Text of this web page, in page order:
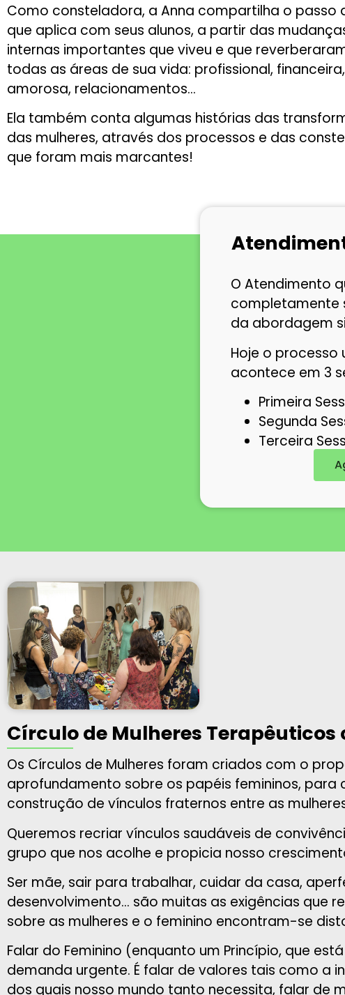
Como consteladora, a Anna compartilha o passo
que aplica com seus alunos, a partir das
internas importantes que viveu e que
todas as áreas de sua vida: profissional, financeira,
amorosa, relacionamentos…
Ela também conta algumas histórias das
das mulheres, através dos processos e das
que foram mais marcantes!
O Atendimento
completamente
da abordagem
Hoje o processo
acontece em 3
Primeira
Segunda
Terceira
Círculo de Mulheres
Os Círculos de Mulheres foram criados com o
aprofundamento sobre os papéis femininos,
construção de vínculos fraternos entre as
Queremos recriar vínculos saudáveis de
grupo que nos acolhe e propicia nosso
Ser mãe, sair para trabalhar, cuidar da casa,
desenvolvimento… são muitas as exigências que
sobre as mulheres e o feminino encontram-se
Falar do Feminino (enquanto um Princípio, que
demanda urgente. É falar de valores tais como a
dos quais nosso mundo tanto necessita, falar de